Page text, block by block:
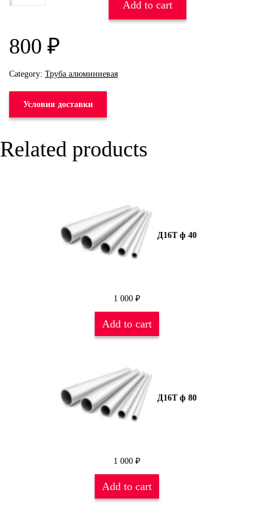
800 ₽
Add to cart
Category: Труба алюминиевая
Условия доставки
Related products
Д16Т ф 40
1 000 ₽
Add to cart
Д16Т ф 80
1 000 ₽
Add to cart